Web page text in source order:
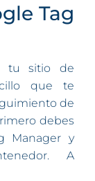
Tag
tu sitio de
que te
de
debes
Manager y
A